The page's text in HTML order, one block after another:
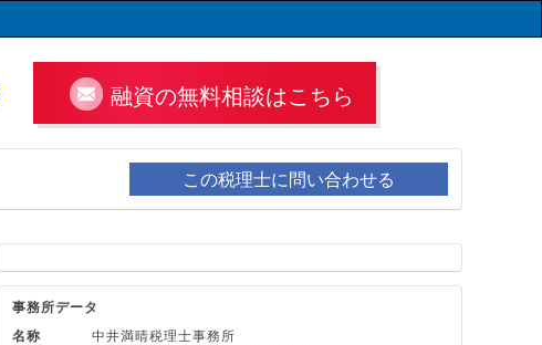
融資の無料相談はこちら
この税理士に問い合わせる
事務所データ
名称
中井満晴税理士事務所